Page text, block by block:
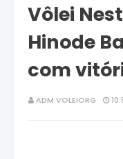
Vôlei
Hinode
com
ADM VOLEIORG